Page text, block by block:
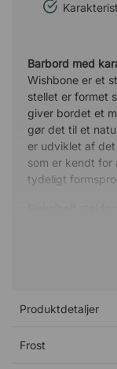
Barbord med
Wishbone er et
stellet er formet
giver bordet et
gør det til et
er udviklet af
som er kendt for
tydeligt
fleksibilitet ved
af pladsen.
Wishbone er et
Produktdetaljer
Frost